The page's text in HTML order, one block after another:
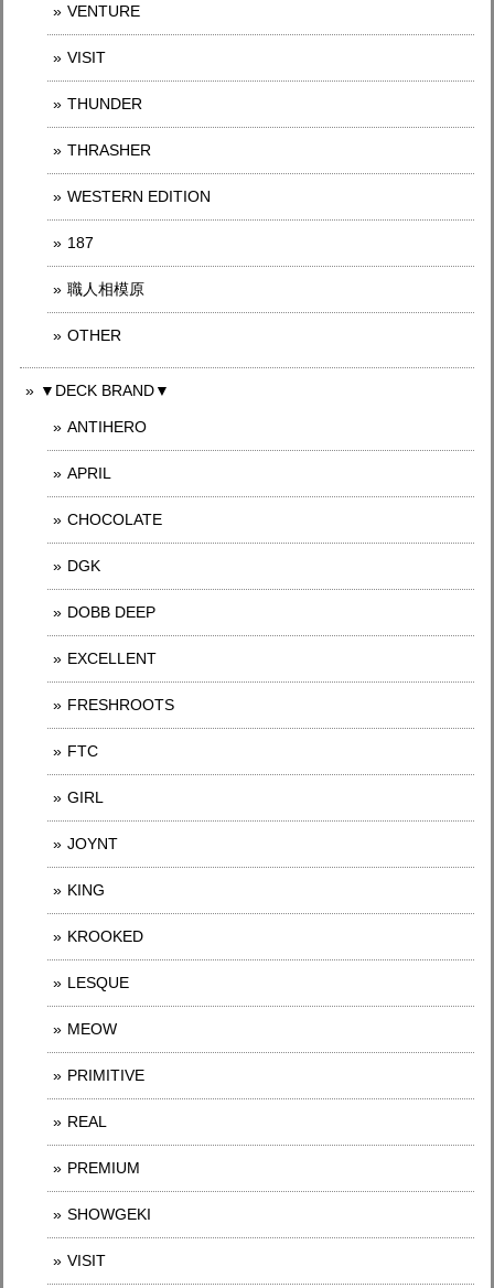
VENTURE
VISIT
THUNDER
THRASHER
WESTERN EDITION
187
職人相模原
OTHER
▼DECK BRAND▼
ANTIHERO
APRIL
CHOCOLATE
DGK
DOBB DEEP
EXCELLENT
FRESHROOTS
FTC
GIRL
JOYNT
KING
KROOKED
LESQUE
MEOW
PRIMITIVE
REAL
PREMIUM
SHOWGEKI
VISIT